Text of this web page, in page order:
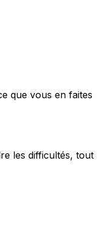
que vous en faites
les difficultés, tout